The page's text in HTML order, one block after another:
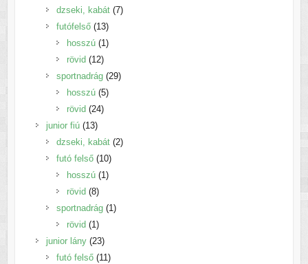
termék
dzseki, kabát 77
futófelső 1313
termék
hosszú 11
rövid 1212
termék
sportnadrág 2929
hosszú 55
rövid 2424
junior fiú 1313
termék
dzseki, kabát 22
futó felső 1010
termék
hosszú 11
rövid 88
termék
sportnadrág 11
rövid 11
termék
junior lány 2323
termék
futó felső 1111